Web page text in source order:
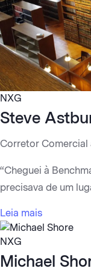
NXG
Steve
Corretor Comercial
“Cheguei à
precisava de um
Leia mais
NXG
Michael